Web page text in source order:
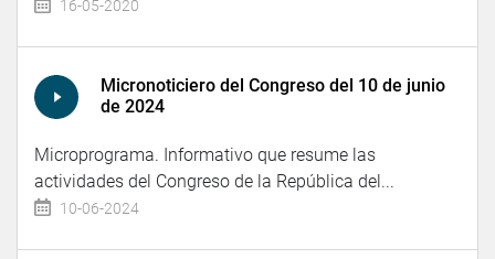
16-05-2020
Micronoticiero del Congreso del 10 de junio
de 2024
Microprograma. Informativo que resume las
actividades del Congreso de la República del...
10-06-2024